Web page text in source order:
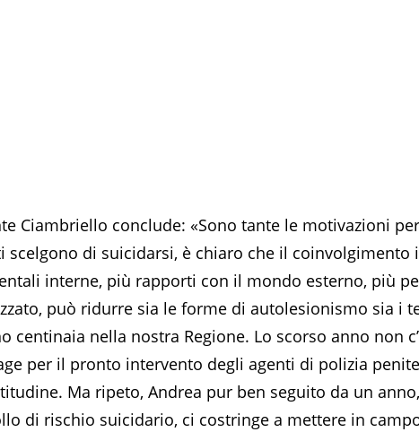
Ciambriello conclude: «Sono tante le motivazioni
scelgono di suicidarsi, è chiaro che il coinvolgimento
interne, più rapporti con il mondo esterno, più
può ridurre sia le forme di autolesionismo sia i
centinaia nella nostra Regione. Lo scorso anno non
per il pronto intervento degli agenti di polizia
Ma ripeto, Andrea pur ben seguito da un
di rischio suicidario, ci costringe a mettere in